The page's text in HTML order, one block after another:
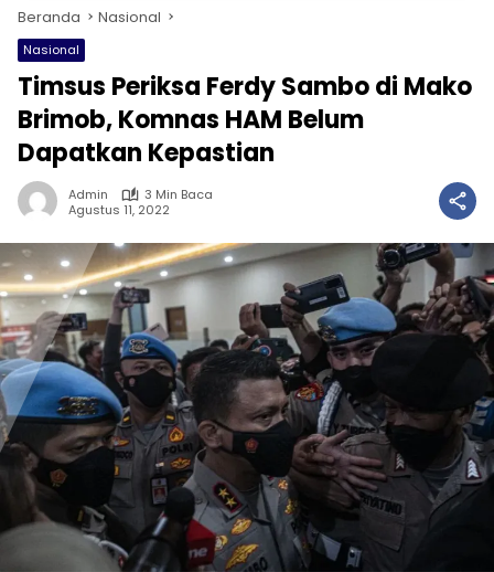
Beranda Nasional
Nasional
Timsus Periksa Ferdy Sambo di Mako
Brimob, Komnas HAM Belum
Dapatkan Kepastian
Admin
3 Min Baca
Agustus 11, 2022